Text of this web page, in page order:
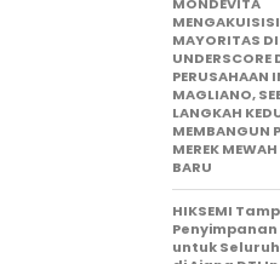
MONDEVITA
MAYORITAS DI
UNDERSCORE
PERUSAHAAN
MAGLIANO,
LANGKAH
MEMBANGUN
MEREK
BARU
HIKSEMI
untuk